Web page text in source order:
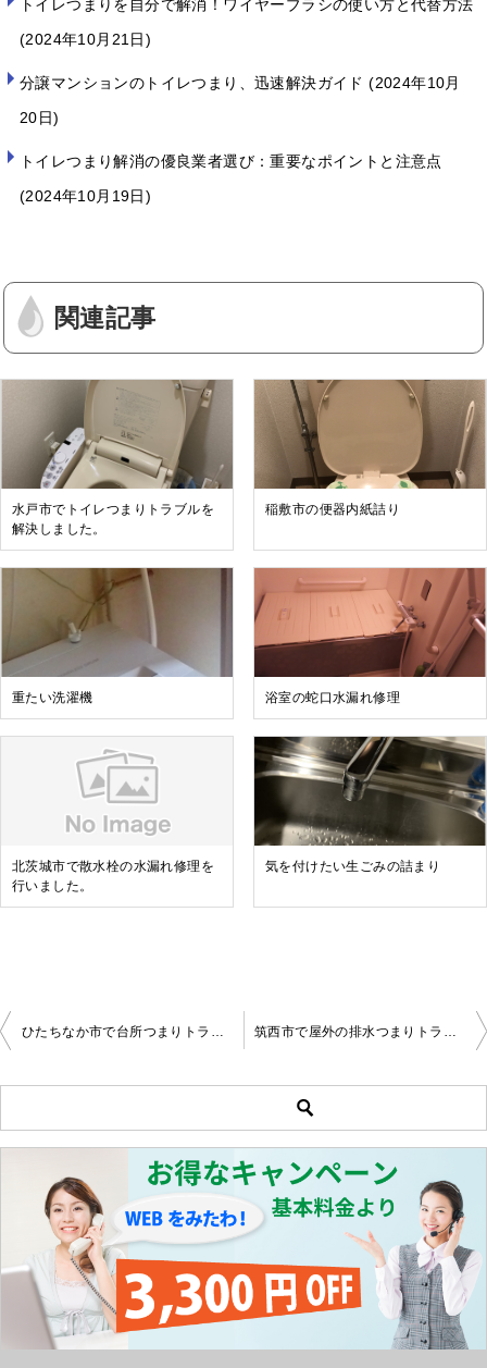
トイレつまりを自分で解消！ワイヤーブラシの使い方と代替方法
2024年10月21日
分譲マンションのトイレつまり、迅速解決ガイド 2024年10月
20日
トイレつまり解消の優良業者選び：重要なポイントと注意点
2024年10月19日
関連記事
水戸市でトイレつまりトラブルを
解決しました。
稲敷市の便器内紙詰り
重たい洗濯機 浴室の蛇口水漏れ修理
北茨城市で散水栓の水漏れ修理を
行いました。
気を付けたい生ごみの詰まり
投
稿
ビ
ゲ
ー
シ
ョ